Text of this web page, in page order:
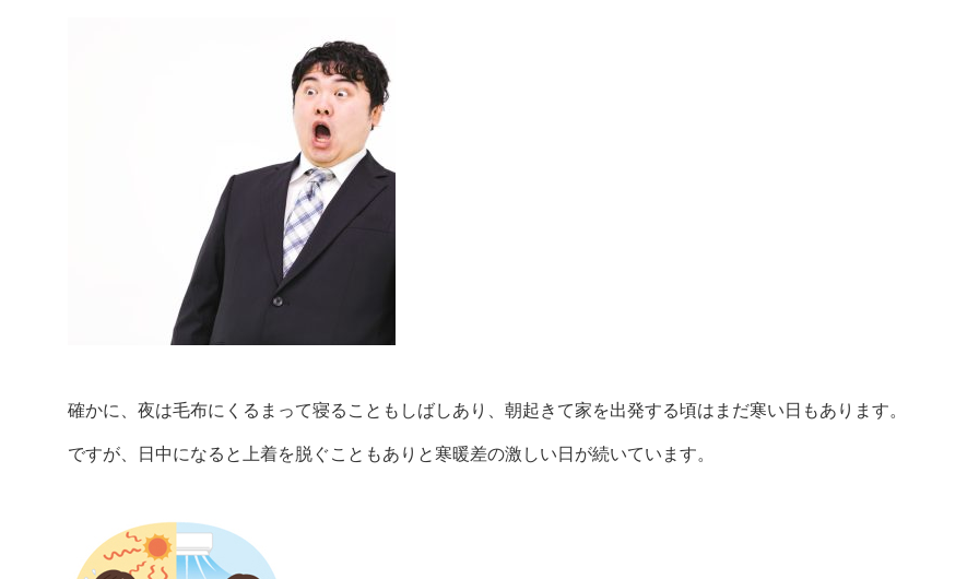
確かに、夜は毛布にくるまって寝ることもしばしあり、朝起きて家を出発する頃はまだ寒い日もあります。
ですが、日中になると上着を脱ぐこともありと寒暖差の激しい日が続いています。